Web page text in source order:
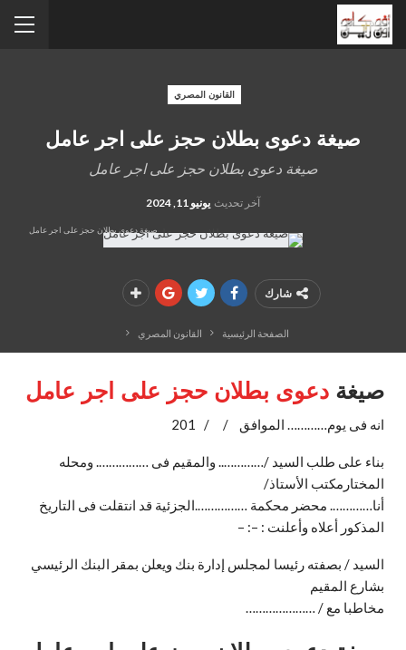
القانون المصري
صيغة دعوى بطلان حجز على اجر عامل
صيغة دعوى بطلان حجز على اجر عامل
آخر تحديث يونيو 11, 2024
صيغة دعوى بطلان حجز على اجر عامل
شارك
الصفحة الرئيسية القانون المصري
صيغة دعوى بطلان حجز على اجر عامل
انه فى يوم………… الموافق / / 201
بناء على طلب السيد /………….. والمقيم فى ……………. ومحله
المختارمكتب الأستاذ/
أنا…………. محضر محكمة …………….الجزئية قد انتقلت فى التاريخ
المذكور أعلاه وأعلنت : –: –
السيد / بصفته رئيسا لمجلس إدارة بنك ويعلن بمقر البنك الرئيسي
بشارع المقيم
مخاطبا مع / …………………